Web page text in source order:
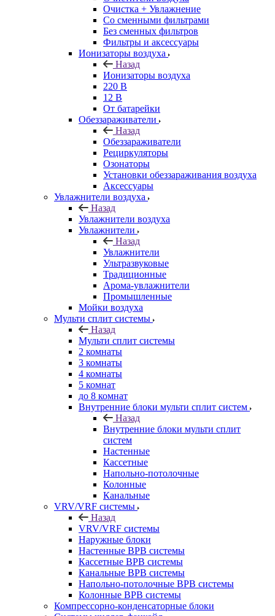
Очистка + Увлажнение
Cо сменными фильтрами
Без сменных фильтров
Фильтры и аксессуары
Ионизаторы воздуха
Назад
Ионизаторы воздуха
220 В
12 В
От батарейки
Обеззараживатели
Назад
Обеззараживатели
Рециркуляторы
Озонаторы
Установки обеззараживания воздуха
Аксессуары
Увлажнители воздуха
Назад
Увлажнители воздуха
Увлажнители
Назад
Увлажнители
Ультразвуковые
Традиционные
Арома-увлажнители
Промышленные
Мойки воздуха
Мульти сплит системы
Назад
Мульти сплит системы
2 комнаты
3 комнаты
4 комнаты
5 комнат
до 8 комнат
Внутренние блоки мульти сплит систем
Назад
Внутренние блоки мульти сплит
систем
Настенные
Кассетные
Напольно-потолочные
Колонные
Канальные
VRV/VRF системы
Назад
VRV/VRF системы
Наружные блоки
Настенные ВРВ системы
Кассетные ВРВ системы
Канальные ВРВ системы
Напольно-потолочные ВРВ системы
Колонные ВРВ системы
Компрессорно-конденсаторные блоки